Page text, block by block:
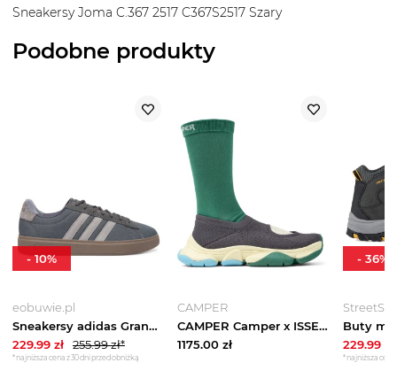
Sneakersy Joma C.367 2517 C367S2517 Szary
Podobne produkty
eobuwie.pl
Sneakersy adidas Grand Court 2.0 JS1702 Szary
229.99 zł 255.99zł*
*najniższa cena z 30 dni przed obniżką
-10%
CAMPER
CAMPER Camper x ISSEY MIYAKE - Karst Finch - Buty na co dzień dla Mężczyźni - Szary, Tkanina
1175.00 zł 229.99zł
*najniższa cena
- 36%